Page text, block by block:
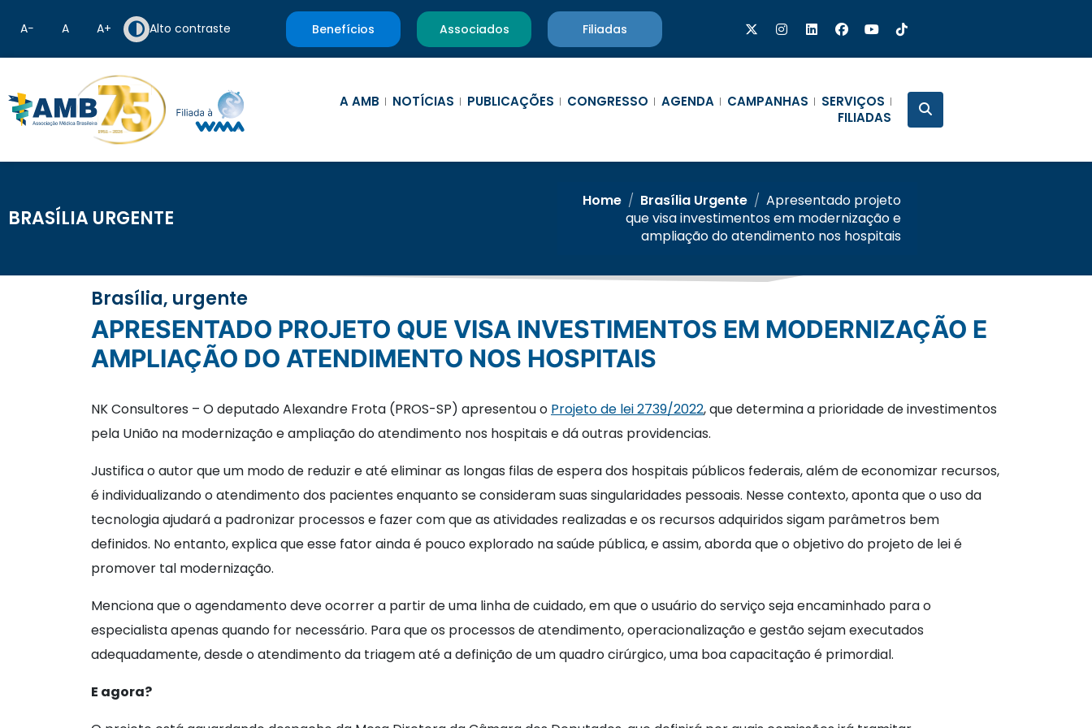
A− A A+ Alto contraste Benefícios Associados Filiadas
A AMB NOTÍCIAS PUBLICAÇÕES CONGRESSO AGENDA CAMPANHAS
SERVIÇOS
FILIADAS
BRASÍLIA URGENTE
Home / Brasília Urgente / Apresentado projeto
que visa investimentos em modernização e
ampliação do atendimento nos hospitais
Brasília, urgente
APRESENTADO PROJETO QUE VISA INVESTIMENTOS EM MODERNIZAÇÃO E
AMPLIAÇÃO DO ATENDIMENTO NOS HOSPITAIS
NK Consultores – O deputado Alexandre Frota (PROS-SP) apresentou o Projeto de lei 2739/2022, que determina a prioridade de investimentos
pela União na modernização e ampliação do atendimento nos hospitais e dá outras providencias.
Justifica o autor que um modo de reduzir e até eliminar as longas filas de espera dos hospitais públicos federais, além de economizar recursos,
é individualizando o atendimento dos pacientes enquanto se consideram suas singularidades pessoais. Nesse contexto, aponta que o uso da
tecnologia ajudará a padronizar processos e fazer com que as atividades realizadas e os recursos adquiridos sigam parâmetros bem
definidos. No entanto, explica que esse fator ainda é pouco explorado na saúde pública, e assim, aborda que o objetivo do projeto de lei é
promover tal modernização.
Menciona que o agendamento deve ocorrer a partir de uma linha de cuidado, em que o usuário do serviço seja encaminhado para o
especialista apenas quando for necessário. Para que os processos de atendimento, operacionalização e gestão sejam executados
adequadamente, desde o atendimento da triagem até a definição de um quadro cirúrgico, uma boa capacitação é primordial.
E agora?